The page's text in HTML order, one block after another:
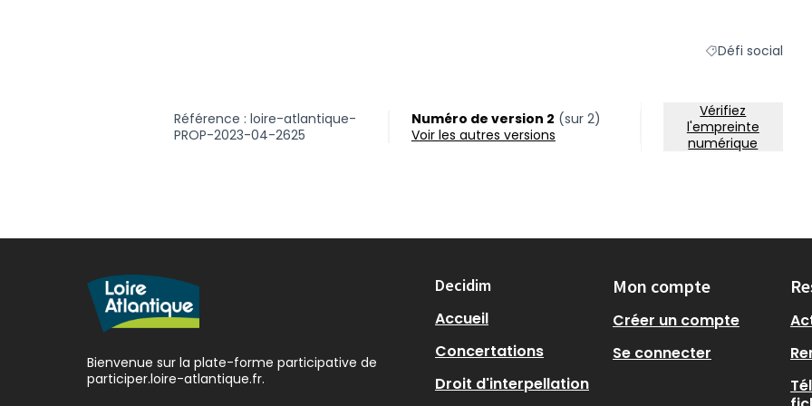
Filtrer les
Défi social
Référence : loire-atlantique-
PROP-2023-04-2625
Numéro de version 2 (sur 2)
voir les autres versions
Vérifiez
l'empreinte
numérique
Bienvenue sur la plate-forme participative de
participer.loire-atlantique.fr.
Decidim
Accueil
Concertations
Droit d'interpellation
Mon compte
Créer un compte
Se connecter